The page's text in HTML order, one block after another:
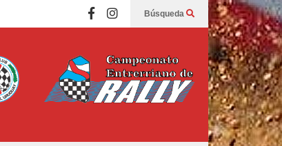
Búsqueda